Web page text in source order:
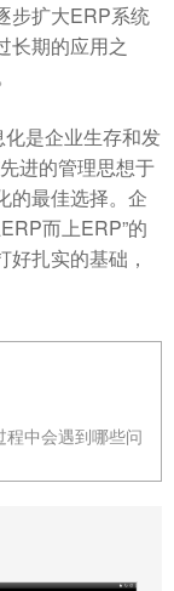
步扩大ERP系统
长期的应用之
是企业生存和发
进的管理思想于
的最佳选择。企
而上ERP”的
扎实的基础，
中会遇到哪些问